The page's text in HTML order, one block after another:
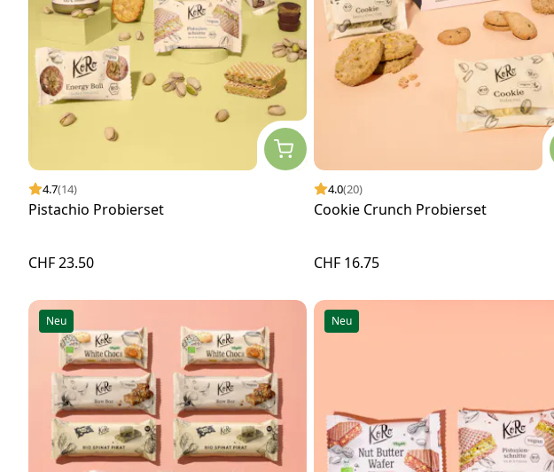
4.7(14)
Pistachio Probierset
CHF 23.50
4.0(20)
Cookie Crunch Probierset
CHF 16.75
Neu Neu